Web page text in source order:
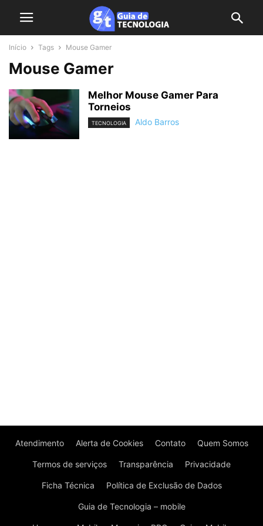
Início Tags Mouse Gamer
Mouse Gamer
Melhor Mouse Gamer Para
Torneios
TECNOLOGIA Aldo Barros
Atendimento Alerta de Cookies Contato Quem Somos
Termos de serviços Transparência Privacidade
Ficha Técnica Política de Exclusão de Dados
Guia de Tecnologia – mobile